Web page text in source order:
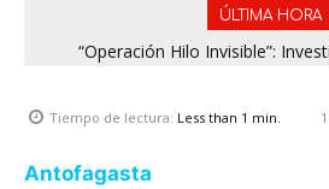
ÚLTIMA HORA
“Operación Hilo Invisible”:
Tiempo de lectura: Less than 1 min.
Antofagasta